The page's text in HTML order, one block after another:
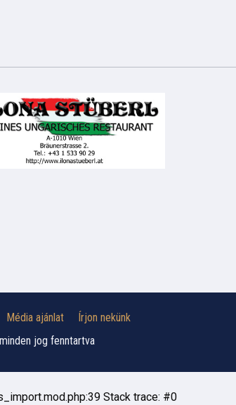
Média ajánlat
Írjon nekünk
jog fenntartva
Stack trace: #0